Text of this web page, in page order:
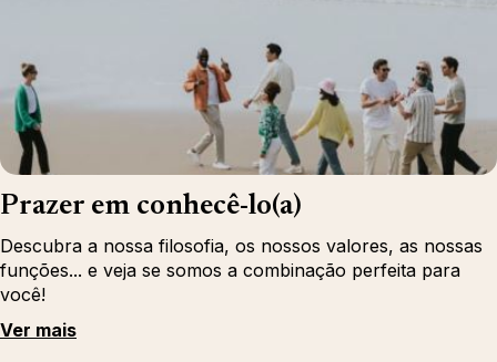
Prazer em conhecê-lo(a)
Descubra a nossa filosofia, os nossos valores, as nossas
funções... e veja se somos a combinação perfeita para
você!
Ver mais